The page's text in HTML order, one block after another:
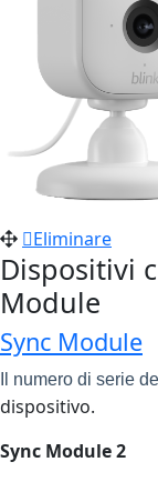
Eliminare
Dispositivi
Module
Sync Module
Il numero di serie
dispositivo.
Sync Module 2